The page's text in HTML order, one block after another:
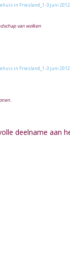
van wolken
deelname aan